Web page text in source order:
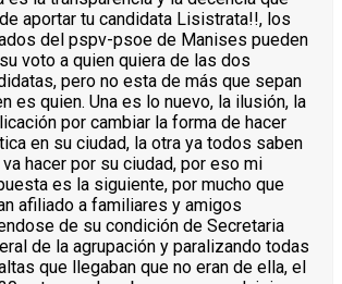
aportar tu candidata Lisistrata!!, los
del pspv-psoe de Manises pueden
voto a quien quiera de las dos
pero no esta de más que sepan
es quien. Una es lo nuevo, la ilusión, la
por cambiar la forma de hacer
en su ciudad, la otra ya todos saben
hacer por su ciudad, por eso mi
es la siguiente, por mucho que
afiliado a familiares y amigos
de su condición de Secretaria
de la agrupación y paralizando todas
que llegaban que no eran de ella, el